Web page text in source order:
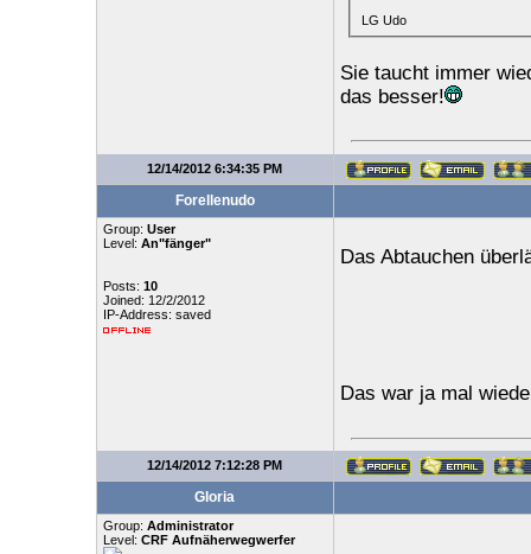
LG Udo
Sie taucht immer
das besser!
12/14/2012 6:34:35 PM
Forellenudo
Group: User
Level: An"fänger"
Posts: 10
Joined: 12/2/2012
IP-Address: saved
Das Abtauchen
Das war ja mal
12/14/2012 7:12:28 PM
Gloria
Group: Administrator
Level: CRF Aufnäherwegwerfer